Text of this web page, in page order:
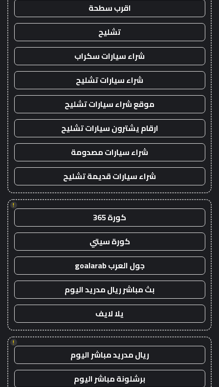
اقرب سطحة
تشليح
شراء سيارات سكراب
شراء سيارات تشليح
موقع شراء سيارات تشليح
ارقام يشترون سيارات تشليح
شراء سيارات مصدومة
شراء سيارات قديمة تشليح
!
كورة 365
كورة سيتي
جول العرب goalarab
بث مباشر ريال مدريد اليوم
يلا لايف
!
ريال مدريد مباشر اليوم
برشلونة مباشر اليوم